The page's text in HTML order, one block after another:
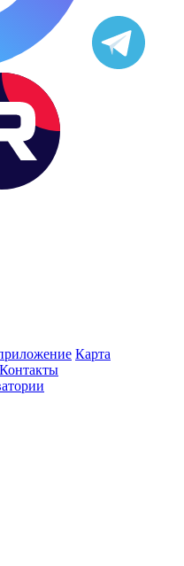
Карта
Контакты